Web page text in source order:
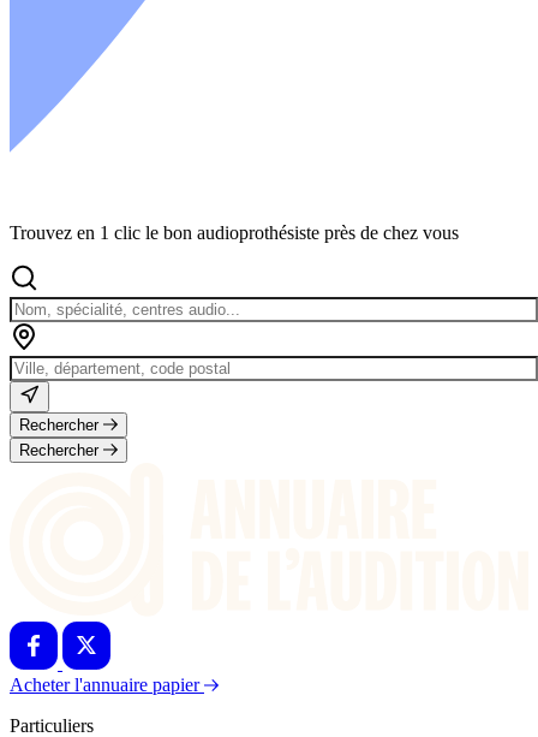
Trouvez en 1 clic le bon audioprothésiste près de chez vous
Rechercher
Rechercher
Acheter l'annuaire papier
Particuliers